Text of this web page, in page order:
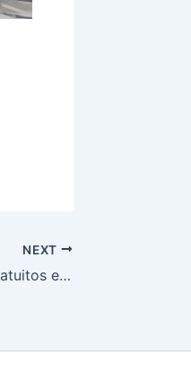
NEXT
Senac SE lança 39 cursos gratuitos em diversas áreas